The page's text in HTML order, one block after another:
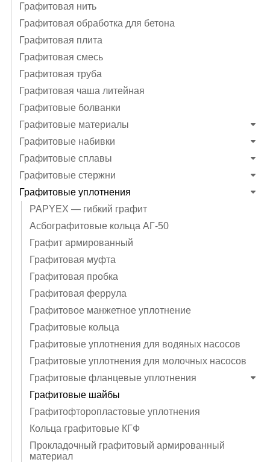
Графитовая нить
Графитовая обработка для бетона
Графитовая плита
Графитовая смесь
Графитовая труба
Графитовая чаша литейная
Графитовые болванки
Графитовые материалы
Графитовые набивки
Графитовые сплавы
Графитовые стержни
Графитовые уплотнения
PAPYEX — гибкий графит
Асбографитовые кольца АГ-50
Графит армированный
Графитовая муфта
Графитовая пробка
Графитовая феррула
Графитовое манжетное уплотнение
Графитовые кольца
Графитовые уплотнения для водяных насосов
Графитовые уплотнения для молочных насосов
Графитовые фланцевые уплотнения
Графитовые шайбы
Графитофторопластовые уплотнения
Кольца графитовые КГФ
Прокладочный графитовый армированный
материал